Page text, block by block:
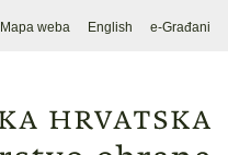
Mapa weba English e-Građani